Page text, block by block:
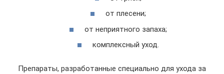
от плесени;
от неприятного запаха;
комплексный уход.
Препараты, разработанные специально для ухода за